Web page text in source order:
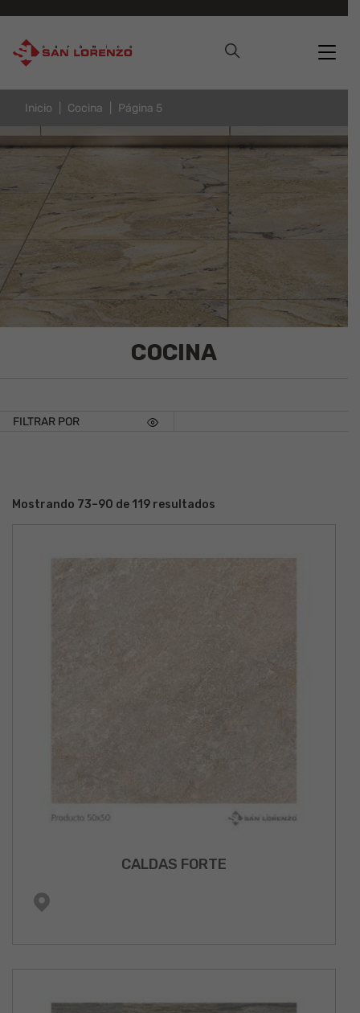
Inicio Cocina Página 5
COCINA
FILTRAR POR
Mostrando 73–90 de 119 resultados
CALDAS FORTE